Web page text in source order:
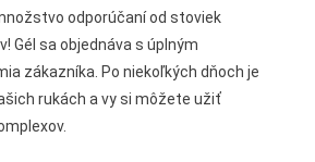
odporúčaní od stoviek
Gél sa objednáva s úplným
zákazníka. Po niekoľkých dňoch je
rukách a vy si môžete užiť